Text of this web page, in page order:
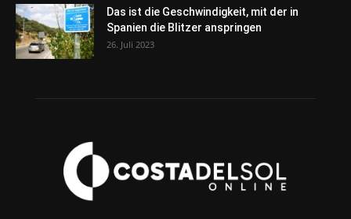
Das ist die Geschwindigkeit, mit der in
Spanien die Blitzer anspringen
26. Juli 2023